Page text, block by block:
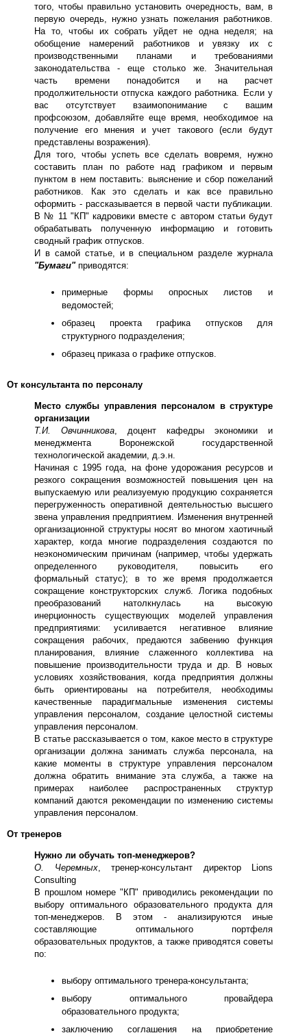
того, чтобы правильно установить очередность, вам, в
первую очередь, нужно узнать пожелания работников.
На то, чтобы их собрать уйдет не одна неделя; на
обобщение намерений работников и увязку их с
производственными планами и требованиями
законодательства - еще столько же. Значительная
часть времени понадобится и на расчет
продолжительности отпуска каждого работника. Если у
вас отсутствует взаимопонимание с вашим
профсоюзом, добавляйте еще время, необходимое на
получение его мнения и учет такового (если будут
представлены возражения).
Для того, чтобы успеть все сделать вовремя, нужно
составить план по работе над графиком и первым
пунктом в нем поставить: выяснение и сбор пожеланий
работников. Как это сделать и как все правильно
оформить - рассказывается в первой части публикации.
В № 11 "КП" кадровики вместе с автором статьи будут
обрабатывать полученную информацию и готовить
сводный график отпусков.
И в самой статье, и в специальном разделе журнала
"Бумаги"приводятся:
примерные формы опросных листов и
ведомостей;
образец проекта графика отпусков для
структурного подразделения;
образец приказа о графике отпусков.
От консультанта по персоналу
Место службы управления персоналом в структуре
организации
Т.И. Овчинникова, доцент кафедры экономики и
менеджмента Воронежской государственной
технологической академии, д.э.н.
Начиная с 1995 года, на фоне удорожания ресурсов и
резкого сокращения возможностей повышения цен на
выпускаемую или реализуемую продукцию сохраняется
перегруженность оперативной деятельностью высшего
звена управления предприятием. Изменения внутренней
организационной структуры носят во многом хаотичный
характер, когда многие подразделения создаются по
неэкономическим причинам (например, чтобы удержать
определенного руководителя, повысить его
формальный статус); в то же время продолжается
сокращение конструкторских служб. Логика подобных
преобразований натолкнулась на высокую
инерционность существующих моделей управления
предприятиями: усиливается негативное влияние
сокращения рабочих, предаются забвению функция
планирования, влияние слаженного коллектива на
повышение производительности труда и др. В новых
условиях хозяйствования, когда предприятия должны
быть ориентированы на потребителя, необходимы
качественные парадигмальные изменения системы
управления персоналом, создание целостной системы
управления персоналом.
В статье рассказывается о том, какое место в структуре
организации должна занимать служба персонала, на
какие моменты в структуре управления персоналом
должна обратить внимание эта служба, а также на
примерах наиболее распространенных структур
компаний даются рекомендации по изменению системы
управления персоналом.
От тренеров
Нужно ли обучать топ-менеджеров?
О. Черемных, тренер-консультант директор Lions
Consulting
В прошлом номере "КП" приводились рекомендации по
выбору оптимального образовательного продукта для
топ-менеджеров. В этом - анализируются иные
составляющие оптимального портфеля
образовательных продуктов, а также приводятся советы
по:
выбору оптимального тренера-консультанта;
выбору оптимального провайдера
образовательного продукта;
заключению соглашения на приобретение